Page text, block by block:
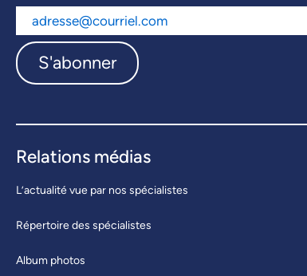
S'abonner
Relations médias
L’actualité vue par nos spécialistes
Répertoire des spécialistes
Album photos